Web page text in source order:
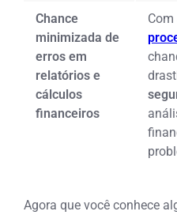
Chance
minimizada de
erros em
relatórios e
cálculos
financeiros
Agora que você conhece